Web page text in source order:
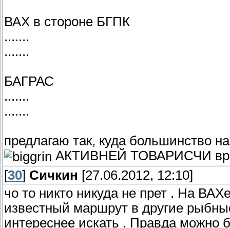
ВАХ в стороне БГПК
.......
.......
БАГРАС
.......
.......
предлагаю так, куда большинство
АКТИВНЕЙ ТОВАРИСЧИ
[30] Сичкин [27.06.2012, 12:10]
чо то никто никуда не прет . На
известный маршрут в другие
интереснее искать . Правда можно